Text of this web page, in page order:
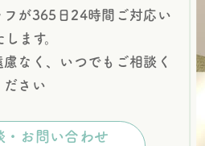
フが365日24時間 ご対応い
します。
慮なく、いつでもご相談く
ださい
・お問い合わせ